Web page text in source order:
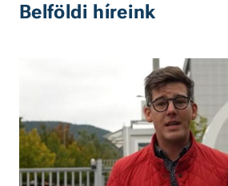
Belföldi híreink